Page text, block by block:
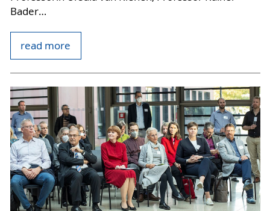
Bader…
read more